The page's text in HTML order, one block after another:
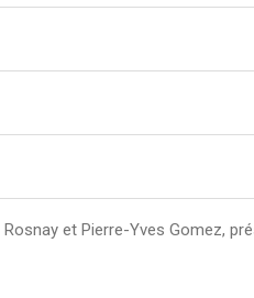
et Pierre-Yves Gomez,